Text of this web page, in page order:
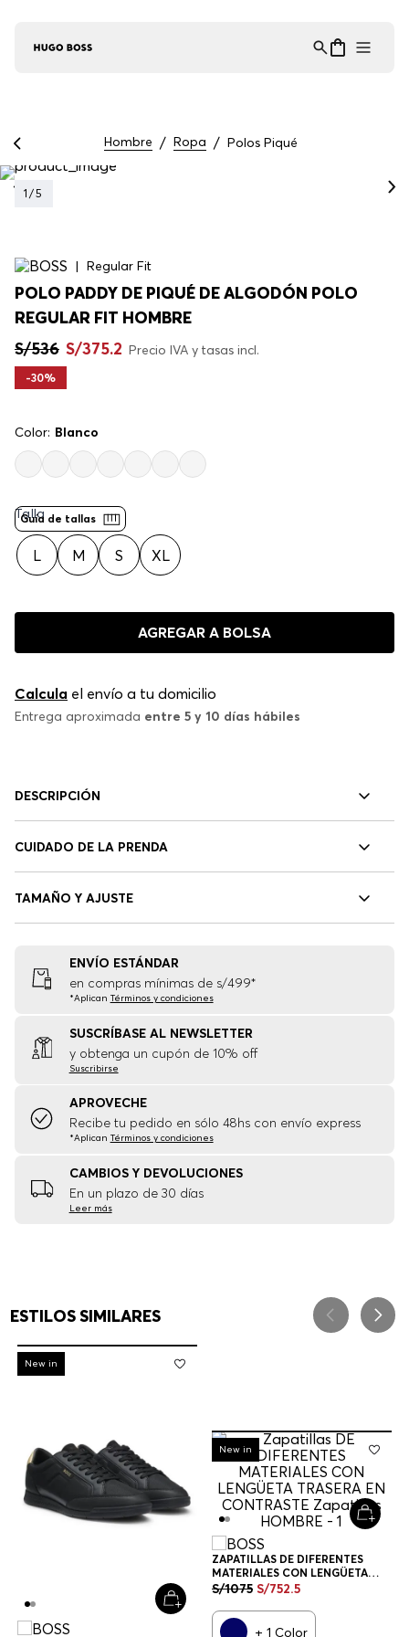
Hombre Ropa Polos Piqué
1 /5
Regular Fit
POLO PADDY DE PIQUÉ DE ALGODÓN POLO
REGULAR FIT HOMBRE
S/536 S/375.2 Precio IVA y tasas incl.
-30%
Color: Blanco
Guía de tallas
Talla
L M S XL
AGREGAR A BOLSA
Calcula el envío a tu domicilio
Entrega aproximada entre 5 y 10 días hábiles
DESCRIPCIÓN
CUIDADO DE LA PRENDA
TAMAÑO Y AJUSTE
ENVÍO ESTÁNDAR
en compras mínimas de s/499*
*AplicanTérminos y condiciones
SUSCRÍBASE AL NEWSLETTER
y obtenga un cupón de 10% off
Suscribirse
APROVECHE
Recibe tu pedido en sólo 48hs con envío express
*AplicanTérminos y condiciones
CAMBIOS Y DEVOLUCIONES
En un plazo de 30 días
Leer más
ESTILOS SIMILARES
-30%
New in
-30%
New in
ZAPATILLAS DE DIFERENTES
MATERIALES CON LENGÜETA
TRASERA EN CONTRASTE
S/1075 S/752.5
Asistente Virtual
en línea ⋮